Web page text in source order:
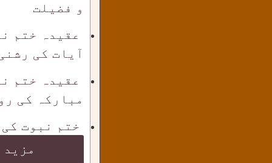
و فضیلت
عقیدہ ختم
آیات کی
عقیدہ ختم
مبارکہ کی
ختم نبوت